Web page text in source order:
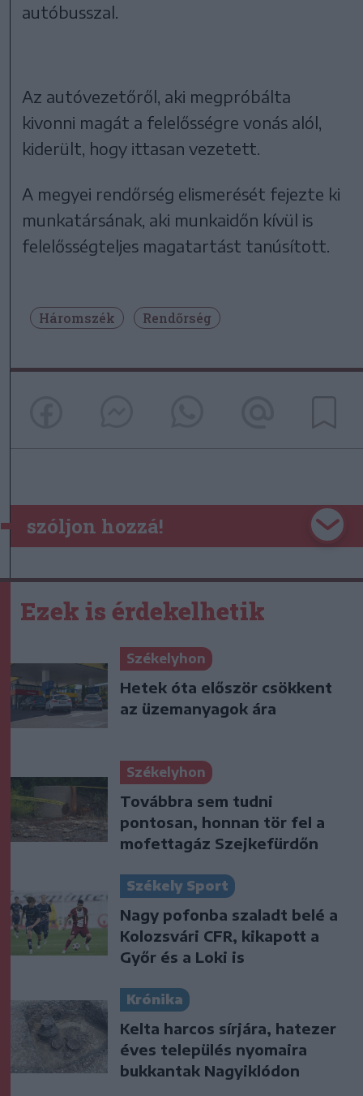
autóbusszal.
Az autóvezetőről, aki megpróbálta
kivonni magát a felelősségre vonás alól,
kiderült, hogy ittasan vezetett.
A megyei rendőrség elismerését fejezte ki
munkatársának, aki munkaidőn kívül is
felelősségteljes magatartást tanúsított.
Háromszék Rendőrség
szóljon hozzá!
Ezek is érdekelhetik
Székelyhon
Hetek óta először csökkent
az üzemanyagok ára
Székelyhon
Továbbra sem tudni
pontosan, honnan tör fel a
mofettagáz Szejkefürdőn
Székely Sport
Nagy pofonba szaladt belé a
Kolozsvári CFR, kikapott a
Győr és a Loki is
Krónika
Kelta harcos sírjára, hatezer
éves település nyomaira
bukkantak Nagyiklódon